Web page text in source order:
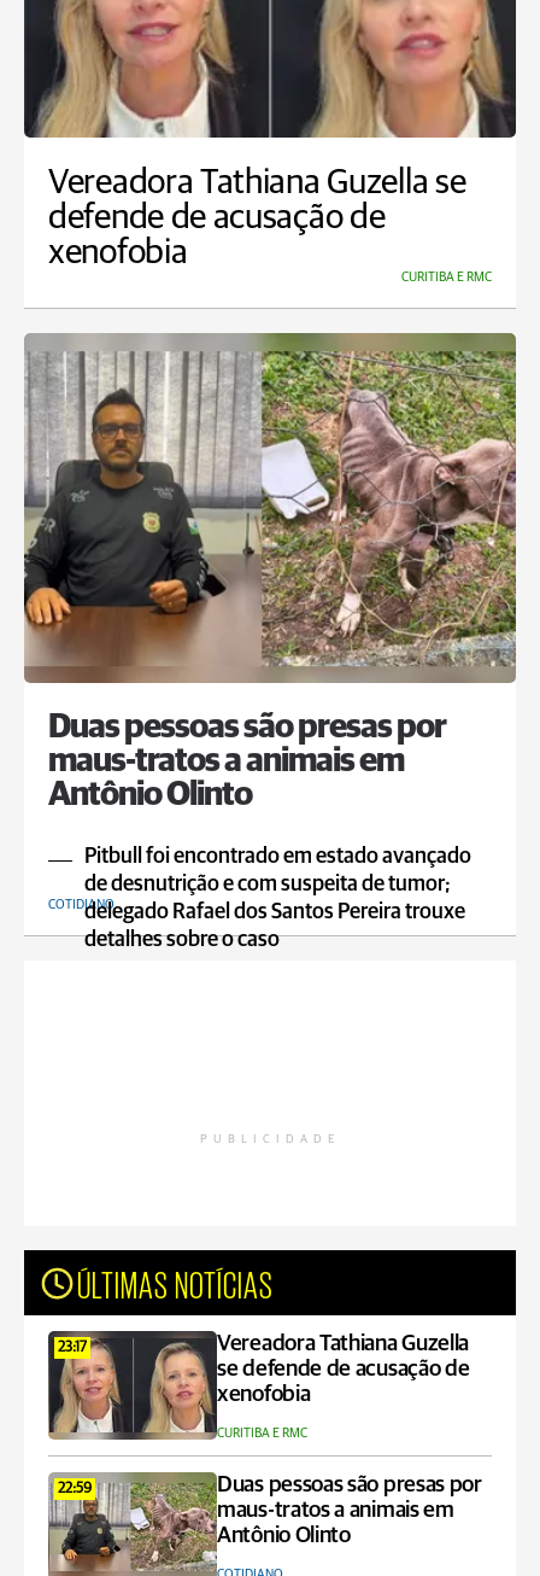
Vereadora Tathiana Guzella se
defende de acusação de
xenofobia
CURITIBA E RMC
Duas pessoas são presas por
maus-tratos a animais em
Antônio Olinto
Pitbull foi encontrado em estado avançado
de desnutrição e com suspeita de tumor;
delegado Rafael dos Santos Pereira trouxe
detalhes sobre o caso
COTIDIANO
PUBLICIDADE
ÚLTIMAS NOTÍCIAS
23:17
Vereadora Tathiana Guzella
se defende de acusação de
xenofobia
CURITIBA E RMC
22:59
Duas pessoas são presas por
maus-tratos a animais em
Antônio Olinto